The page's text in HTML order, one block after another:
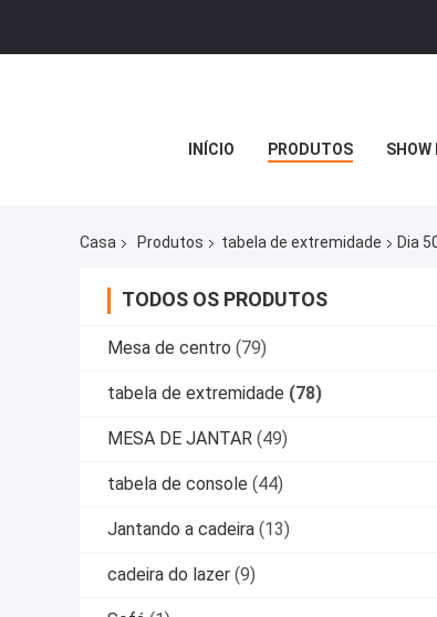
INÍCIO PRODUTOS SHOW
Casa Produtos tabela de extremidade Dia
TODOS OS PRODUTOS
Mesa de centro (79)
tabela de extremidade (78)
MESA DE JANTAR (49)
tabela de console (44)
Jantando a cadeira (13)
cadeira do lazer (9)